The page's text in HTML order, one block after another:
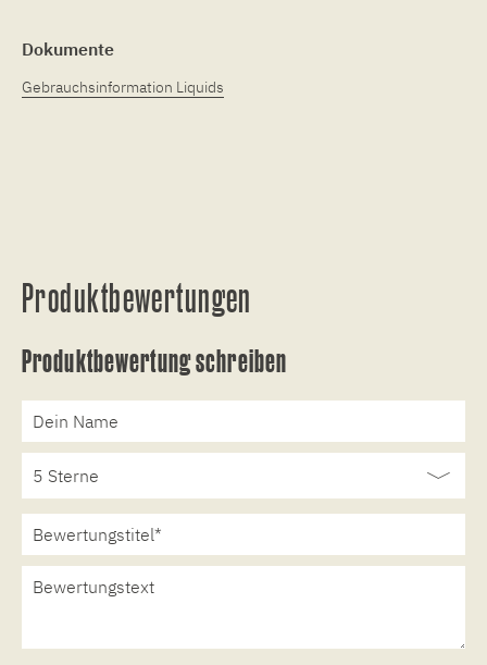
Dokumente
Gebrauchsinformation Liquids
Produktbewertungen
Produktbewertung schreiben